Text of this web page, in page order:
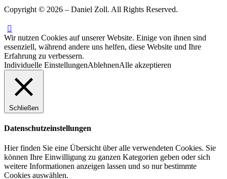
Copyright © 2026 – Daniel Zoll. All Rights Reserved.
Wir nutzen Cookies auf unserer Website. Einige von ihnen sind
essenziell, während andere uns helfen, diese Website und Ihre
Erfahrung zu verbessern.
Individuelle EinstellungenAblehnenAlle akzeptieren
Schließen
Datenschutzeinstellungen
Hier finden Sie eine Übersicht über alle verwendeten Cookies. Sie
können Ihre Einwilligung zu ganzen Kategorien geben oder sich
weitere Informationen anzeigen lassen und so nur bestimmte
Cookies auswählen.